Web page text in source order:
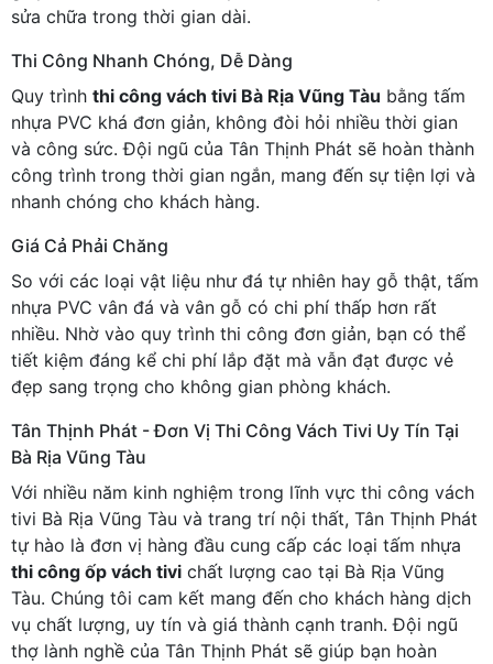
sửa chữa trong thời gian dài.
Thi Công Nhanh Chóng, Dễ Dàng
Quy trình thi công vách tivi Bà Rịa Vũng Tàu bằng tấm
nhựa PVC khá đơn giản, không đòi hỏi nhiều thời gian
và công sức. Đội ngũ của Tân Thịnh Phát sẽ hoàn thành
công trình trong thời gian ngắn, mang đến sự tiện lợi và
nhanh chóng cho khách hàng.
Giá Cả Phải Chăng
So với các loại vật liệu như đá tự nhiên hay gỗ thật, tấm
nhựa PVC vân đá và vân gỗ có chi phí thấp hơn rất
nhiều. Nhờ vào quy trình thi công đơn giản, bạn có thể
tiết kiệm đáng kể chi phí lắp đặt mà vẫn đạt được vẻ
đẹp sang trọng cho không gian phòng khách.
Tân Thịnh Phát - Đơn Vị Thi Công Vách Tivi Uy Tín Tại
Bà Rịa Vũng Tàu
Với nhiều năm kinh nghiệm trong lĩnh vực thi công vách
tivi Bà Rịa Vũng Tàu và trang trí nội thất, Tân Thịnh Phát
tự hào là đơn vị hàng đầu cung cấp các loại tấm nhựa
thi công ốp vách tivi chất lượng cao tại Bà Rịa Vũng
Tàu. Chúng tôi cam kết mang đến cho khách hàng dịch
vụ chất lượng, uy tín và giá thành cạnh tranh. Đội ngũ
thợ lành nghề của Tân Thịnh Phát sẽ giúp bạn hoàn